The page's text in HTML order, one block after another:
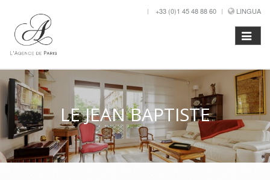
+33 (0)1 45 48 88 60 LINGUA
LE JEAN BAPTISTE